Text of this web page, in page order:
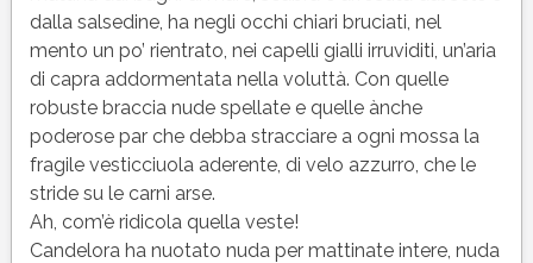
dalla salsedine, ha negli occhi chiari bruciati, nel
mento un po’ rientrato, nei capelli gialli irruviditi, un’aria
di capra addormentata nella voluttà. Con quelle
robuste braccia nude spellate e quelle ànche
poderose par che debba stracciare a ogni mossa la
fragile vesticciuola aderente, di velo azzurro, che le
stride su le carni arse.
Ah, com’è ridicola quella veste!
Candelora ha nuotato nuda per mattinate intere, nuda